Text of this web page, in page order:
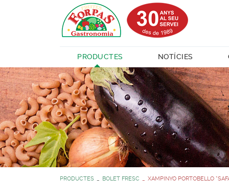
PRODUCTES NOTÍCIES
PRODUCTES BOLET FRESC XAMPINYO PORTOBELLO